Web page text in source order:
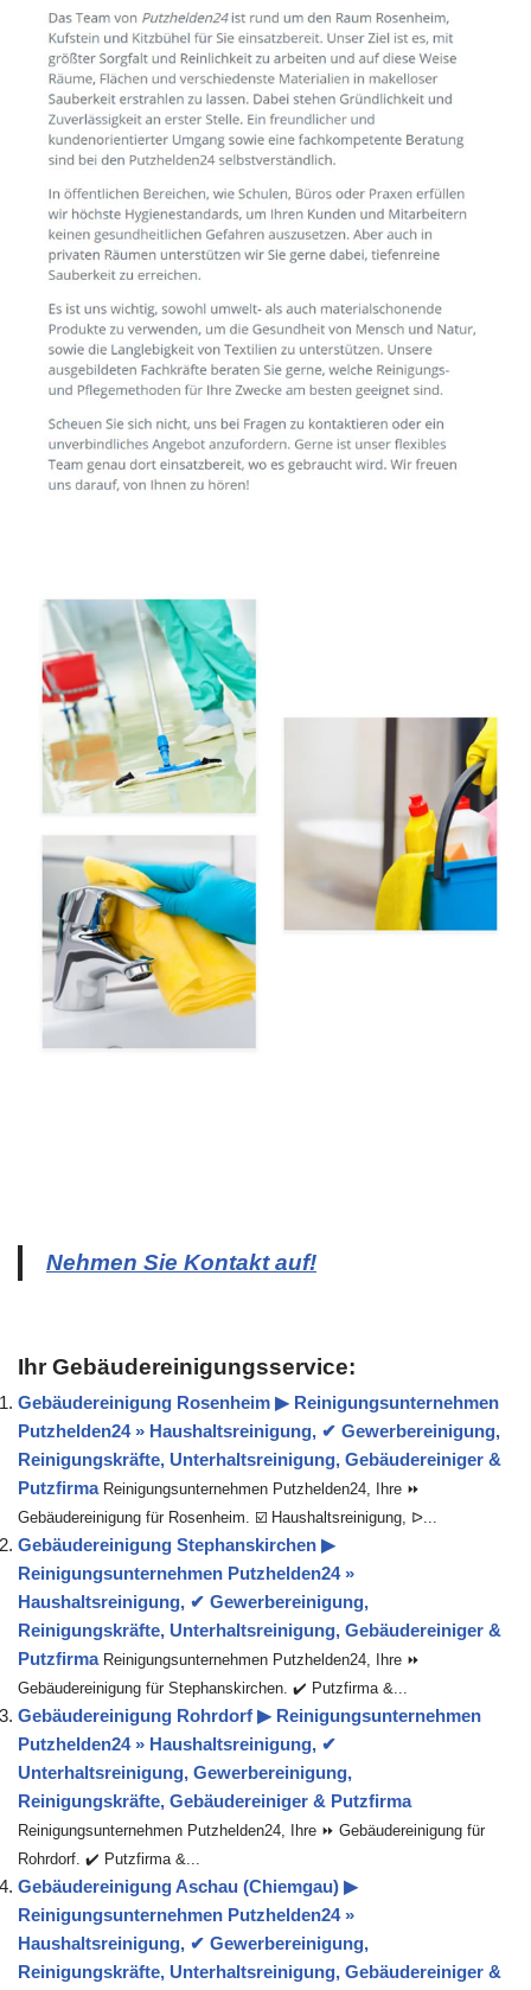
Nehmen Sie Kontakt auf!
Ihr Gebäudereinigungsservice:
Gebäudereinigung Rosenheim ▶︎ Reinigungsunternehmen
Putzhelden24 » Haushaltsreinigung, ✔ Gewerbereinigung,
Reinigungskräfte, Unterhaltsreinigung, Gebäudereiniger &
Putzfirma Reinigungsunternehmen Putzhelden24, Ihre ⏩
Gebäudereinigung für Rosenheim. ☑️ Haushaltsreinigung, ᐅ...
Gebäudereinigung Stephanskirchen ▶︎
Reinigungsunternehmen Putzhelden24 »
Haushaltsreinigung, ✔ Gewerbereinigung,
Reinigungskräfte, Unterhaltsreinigung, Gebäudereiniger &
Putzfirma Reinigungsunternehmen Putzhelden24, Ihre ⏩
Gebäudereinigung für Stephanskirchen. ✔️ Putzfirma &...
Gebäudereinigung Rohrdorf ▶︎ Reinigungsunternehmen
Putzhelden24 » Haushaltsreinigung, ✔
Unterhaltsreinigung, Gewerbereinigung,
Reinigungskräfte, Gebäudereiniger & Putzfirma
Reinigungsunternehmen Putzhelden24, Ihre ⏩ Gebäudereinigung für
Rohrdorf. ✔️ Putzfirma &...
Gebäudereinigung Aschau (Chiemgau) ▶︎
Reinigungsunternehmen Putzhelden24 »
Haushaltsreinigung, ✔ Gewerbereinigung,
Reinigungskräfte, Unterhaltsreinigung, Gebäudereiniger &